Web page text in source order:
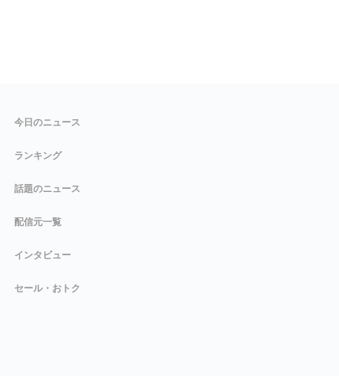
今日のニュース
ランキング
話題のニュース
配信元一覧
インタビュー
セール・おトク